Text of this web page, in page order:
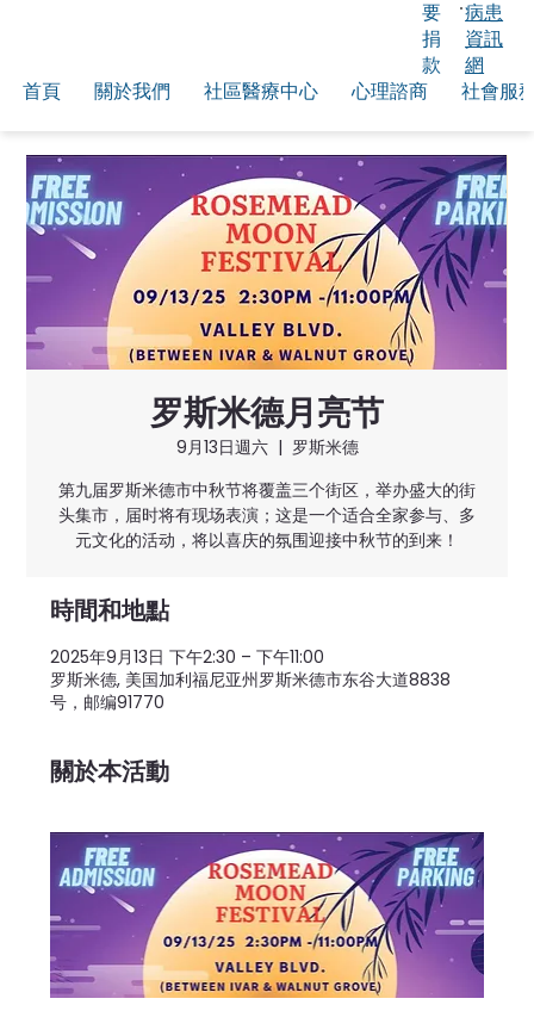
首頁 關於我們 社區醫療中心 心理諮商 社會服
要
捐
款
病患
資訊
網
罗斯米德月亮节
9月13日週六
  |
罗斯米德
第九届罗斯米德市中秋节将覆盖三个街区，举办盛大的街
头集市，届时将有现场表演；这是一个适合全家参与、多
元文化的活动，将以喜庆的氛围迎接中秋节的到来！
時間和地點
2025年9月13日 下午2:30 – 下午11:00
罗斯米德, 美国加利福尼亚州罗斯米德市东谷大道8838
号，邮编91770
關於本活動